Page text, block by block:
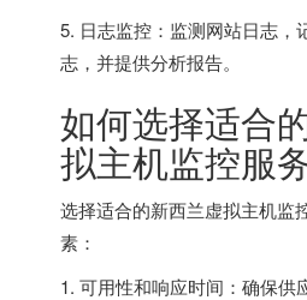
5. 日志监控：监测网站日志，
志，并提供分析报告。
如何选择适合
拟主机监控服
选择适合的新西兰虚拟主机监
素：
1. 可用性和响应时间：确保供